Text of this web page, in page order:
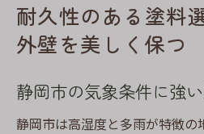
耐久性のある塗料
外壁を美しく保つ
静岡市の気象条件に強
静岡市は高湿度と多雨が特徴の